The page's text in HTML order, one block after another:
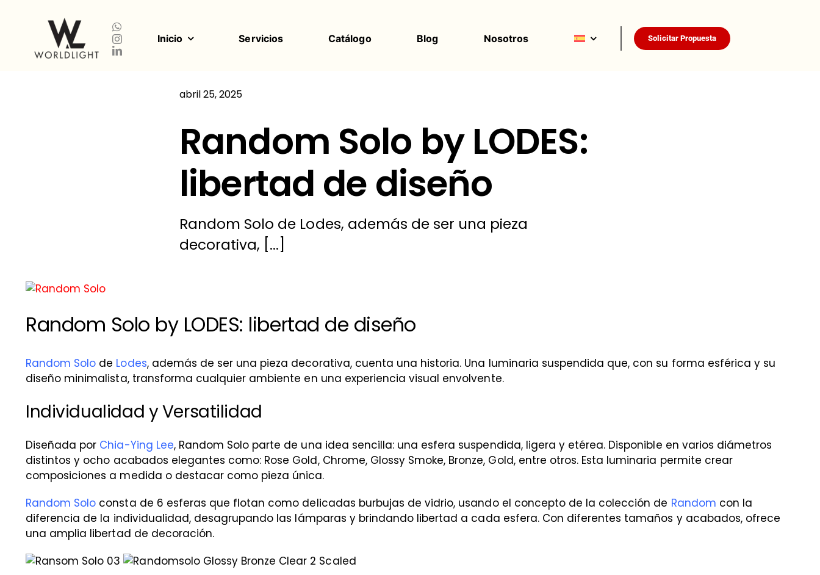
contenido
Inicio Servicios Catálogo Blog Nosotros Solicitar Propuesta
abril 25, 2025
Random Solo by LODES:
libertad de diseño
Random Solo de Lodes, además de ser una pieza
decorativa, [...]
Ver
más
grande
Random Solo by LODES: libertad de diseño
Random Solo de Lodes, además de ser una pieza decorativa, cuenta una historia. Una luminaria suspendida que, con su forma esférica y su
diseño minimalista, transforma cualquier ambiente en una experiencia visual envolvente.
Individualidad y Versatilidad
Diseñada por Chia-Ying Lee, Random Solo parte de una idea sencilla: una esfera suspendida, ligera y etérea. Disponible en varios diámetros
distintos y ocho acabados elegantes como: Rose Gold, Chrome, Glossy Smoke, Bronze, Gold, entre otros. Esta luminaria permite crear
composiciones a medida o destacar como pieza única.
Random Solo consta de 6 esferas que flotan como delicadas burbujas de vidrio, usando el concepto de la colección de Random con la
diferencia de la individualidad, desagrupando las lámparas y brindando libertad a cada esfera. Con diferentes tamaños y acabados, ofrece
una amplia libertad de decoración.